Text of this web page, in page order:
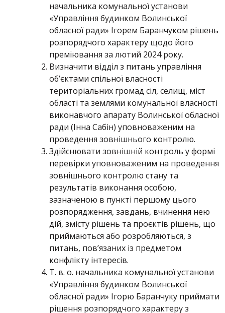
начальника комунальної установи
«Управління будинком Волинської
обласної ради» Ігорем Баранчуком рішень
розпорядчого характеру щодо його
преміювання за лютий 2024 року.
Визначити відділ з питань управління
об’єктами спільної власності
територіальних громад сіл, селищ, міст
області та землями комунальної власності
виконавчого апарату Волинської обласної
ради (Інна Сабін) уповноваженим на
проведення зовнішнього контролю.
Здійснювати зовнішній контроль у формі
перевірки уповноваженим на проведення
зовнішнього контролю стану та
результатів виконання особою,
зазначеною в пункті першому цього
розпорядження, завдань, вчинення нею
дій, змісту рішень та проєктів рішень, що
приймаються або розробляються, з
питань, пов’язаних із предметом
конфлікту інтересів.
Т. в. о. начальника комунальної установи
«Управління будинком Волинської
обласної ради» Ігорю Баранчуку приймати
рішення розпорядчого характеру з